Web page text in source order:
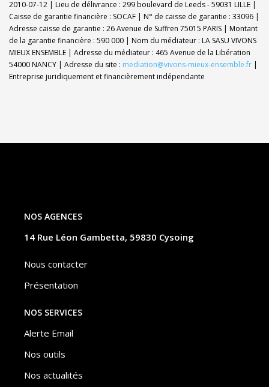
2010-07-12 | Lieu de délivrance : 299 boulevard de Leeds - 59031 LILLE |
Caisse de garantie financière : SOCAF | N° de caisse de garantie : 33096 |
Adresse caisse de garantie : 26 Avenue de Suffren 75015 PARIS | Montant
de la garantie financière : 590 000 | Nom du médiateur : LA SASU VIVONS
MIEUX ENSEMBLE | Adresse du médiateur : 465 Avenue de la Libération
54000 NANCY | Adresse du site : mediation@vivons-mieux-ensemble.fr |
Entreprise juridiquement et financièrement indépendante
NOS AGENCES
14 Rue Léon Gambetta, 59830 Cysoing
Nous contacter
Présentation
NOS SERVICES
Alerte Email
Nos outils
Nos actualités